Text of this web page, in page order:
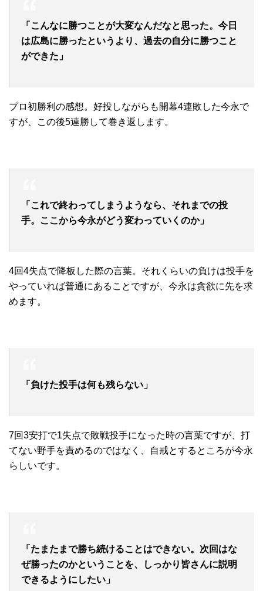
「こんなに勝つことが大変なんだなと思った。今日
は広島に勝ったというより、過去の自分に勝つこと
ができた」
プロ初勝利の感想。好投しながらも開幕4連敗した今永で
すが、この後5連勝して巻き返します。
「これで終わってしまうようなら、それまでの投
手。ここから今永がどう変わっていくのか」
4回4失点で降板した際の言葉。それくらいの負けは投手を
やっていれば普通にあることですが、今永は貪欲に先を求
めます。
「負けた投手は何も残らない」
7回3安打で1失点で敗戦投手になった時の言葉ですが、打
てない野手を責めるのではなく、自戒とするところが今永
らしいです。
「たまたまで勝ち続けることはできない。次回はな
ぜ勝ったのかということを、しっかり皆さんに説明
できるようにしたい」